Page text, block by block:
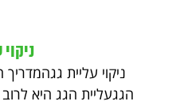
ניקוי עליית גגהמדריך
הגגעליית הגג היא